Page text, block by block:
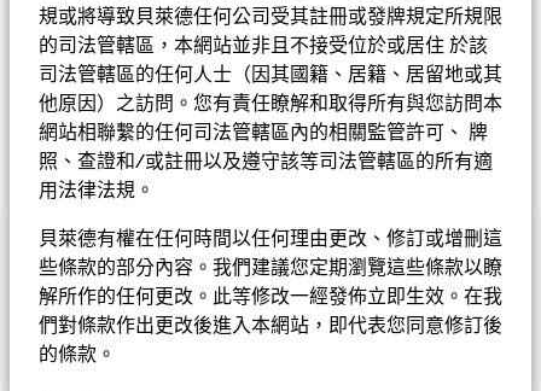
規或將導致貝萊德任何公司受其註冊或發牌規定所規限
的司法管轄區，本網站並非且不接受位於或居住 於該
司法管轄區的任何人士（因其國籍、居籍、居留地或其
他原因）之訪問。您有責任瞭解和取得所有與您訪問本
網站相聯繫的任何司法管轄區內的相關監管許可、 牌
照、查證和/或註冊以及遵守該等司法管轄區的所有適
用法律法規。
貝萊德有權在任何時間以任何理由更改、修訂或增刪這
些條款的部分內容。我們建議您定期瀏覽這些條款以瞭
解所作的任何更改。此等修改一經發佈立即生效。在我
們對條款作出更改後進入本網站，即代表您同意修訂後
的條款。
Morningstar星號評級
重要提示︰
• 基金投資於股票，較大的股票價值波動可招致重大虧損。基金
投資於較小型的公司，與較大型的公司比較可能更波動及流動性較
低。
• 基金需承受貨幣匯率風險、新興市場風險、對外資限制的風險